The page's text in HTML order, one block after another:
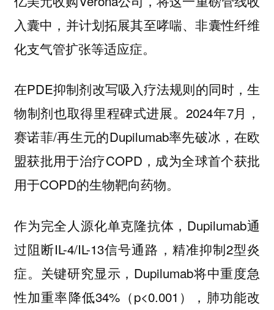
入囊中，并计划拓展其至哮喘、非囊性纤维
化支气管扩张等适应症。
在PDE抑制剂改写吸入疗法规则的同时，生
物制剂也取得里程碑式进展。2024年7月，
赛诺菲/再生元的Dupilumab率先破冰，在欧
盟获批用于治疗COPD，成为全球首个获批
用于COPD的生物靶向药物。
作为完全人源化单克隆抗体，Dupilumab通
过阻断IL-4/IL-13信号通路，精准抑制2型炎
症。关键研究显示，Dupilumab将中重度急
性加重率降低34%（p<0.001），肺功能改